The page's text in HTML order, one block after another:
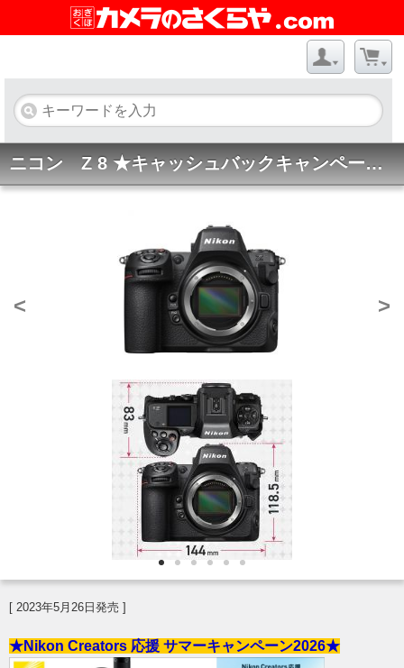
ニコン Z 8 ★キャッシュバックキャンペーン★
< >
[ 2023年5月26日発売 ]
★Nikon Creators 応援 サマーキャンペーン2026★